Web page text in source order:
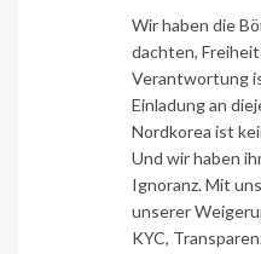
Wir haben die
dachten,
Verantwortung
Einladung an
Nordkorea ist
Und wir haben
Ignoranz. Mit
unserer
KYC,